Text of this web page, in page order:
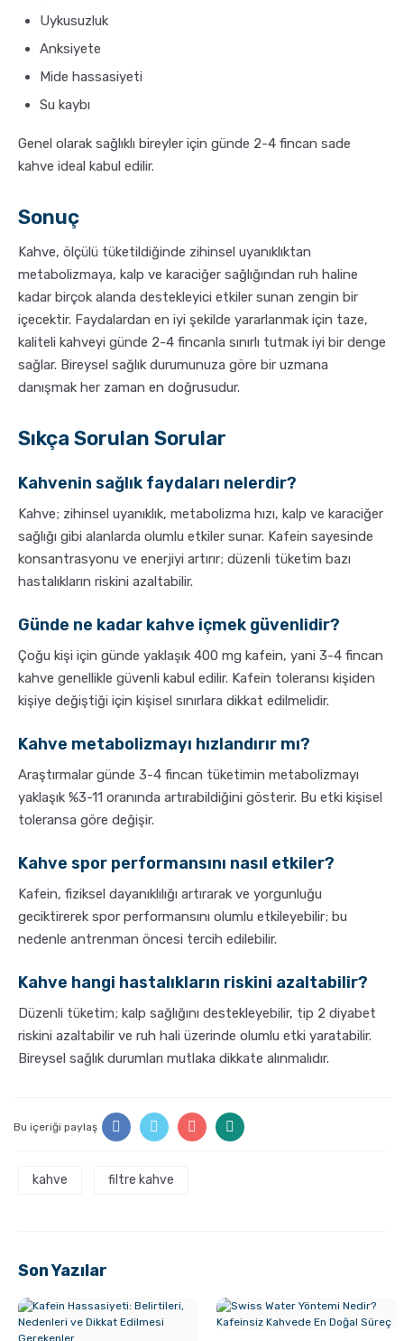
Uykusuzluk
Anksiyete
Mide hassasiyeti
Su kaybı
Genel olarak sağlıklı bireyler için günde 2-4 fincan sade
kahve ideal kabul edilir.
Sonuç
Kahve, ölçülü tüketildiğinde zihinsel uyanıklıktan
metabolizmaya, kalp ve karaciğer sağlığından ruh haline
kadar birçok alanda destekleyici etkiler sunan zengin bir
içecektir. Faydalardan en iyi şekilde yararlanmak için taze,
kaliteli kahveyi günde 2-4 fincanla sınırlı tutmak iyi bir denge
sağlar. Bireysel sağlık durumunuza göre bir uzmana
danışmak her zaman en doğrusudur.
Sıkça Sorulan Sorular
Kahvenin sağlık faydaları nelerdir?
Kahve; zihinsel uyanıklık, metabolizma hızı, kalp ve karaciğer
sağlığı gibi alanlarda olumlu etkiler sunar. Kafein sayesinde
konsantrasyonu ve enerjiyi artırır; düzenli tüketim bazı
hastalıkların riskini azaltabilir.
Günde ne kadar kahve içmek güvenlidir?
Çoğu kişi için günde yaklaşık 400 mg kafein, yani 3-4 fincan
kahve genellikle güvenli kabul edilir. Kafein toleransı kişiden
kişiye değiştiği için kişisel sınırlara dikkat edilmelidir.
Kahve metabolizmayı hızlandırır mı?
Araştırmalar günde 3-4 fincan tüketimin metabolizmayı
yaklaşık %3-11 oranında artırabildiğini gösterir. Bu etki kişisel
toleransa göre değişir.
Kahve spor performansını nasıl etkiler?
Kafein, fiziksel dayanıklılığı artırarak ve yorgunluğu
geciktirerek spor performansını olumlu etkileyebilir; bu
nedenle antrenman öncesi tercih edilebilir.
Kahve hangi hastalıkların riskini azaltabilir?
Düzenli tüketim; kalp sağlığını destekleyebilir, tip 2 diyabet
riskini azaltabilir ve ruh hali üzerinde olumlu etki yaratabilir.
Bireysel sağlık durumları mutlaka dikkate alınmalıdır.
Bu içeriği paylaş
kahve filtre kahve
Son Yazılar